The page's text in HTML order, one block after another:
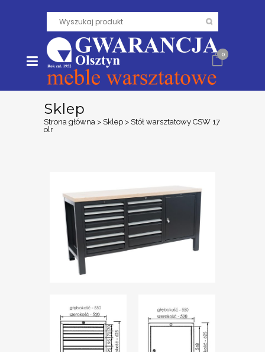
0
Sklep
Strona główna > Sklep > Stół warsztatowy CSW 17
olr